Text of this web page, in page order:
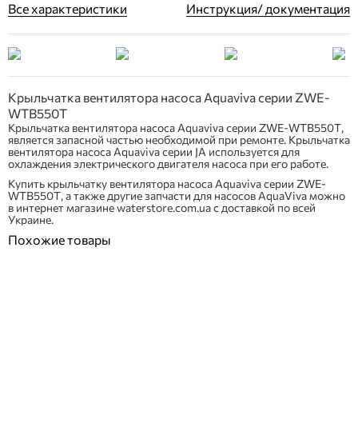
Все характеристики Инструкция/ документация
Крыльчатка вентилятора насоса Aquaviva серии ZWE-
WTB550T
Крыльчатка вентилятора насоса Aquaviva серии ZWE-WTB550T,
является запасной частью необходимой при ремонте. Крыльчатка
вентилятора насоса Aquaviva серии JA используется для
охлаждения электрического двигателя насоса при его работе.
Купить крыльчатку вентилятора насоса Aquaviva серии ZWE-
WTB550T, а также другие запчасти для насосов AquaViva можно
в интернет магазине waterstore.com.ua с доставкой по всей
Украине.
Похожие товары